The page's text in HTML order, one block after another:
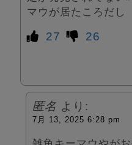
マウが居たころだし
27 26
匿名 より:
7月 13, 2025 6:28 pm